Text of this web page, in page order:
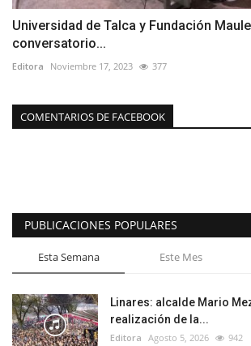
Universidad de Talca y Fundación
conversatorio...
Editora Noviembre 17, 2023 377
COMENTARIOS DE FACEBOOK
PUBLICACIONES POPULARES
Esta Semana Este Mes
Linares: alcalde Mario
realización de la...
Editora Agosto 5, 2026 942